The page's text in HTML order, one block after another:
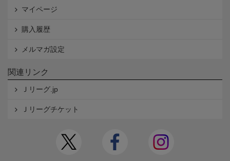
マイページ
購入履歴
メルマガ設定
関連リンク
Ｊリーグ.jp
Ｊリーグチケット